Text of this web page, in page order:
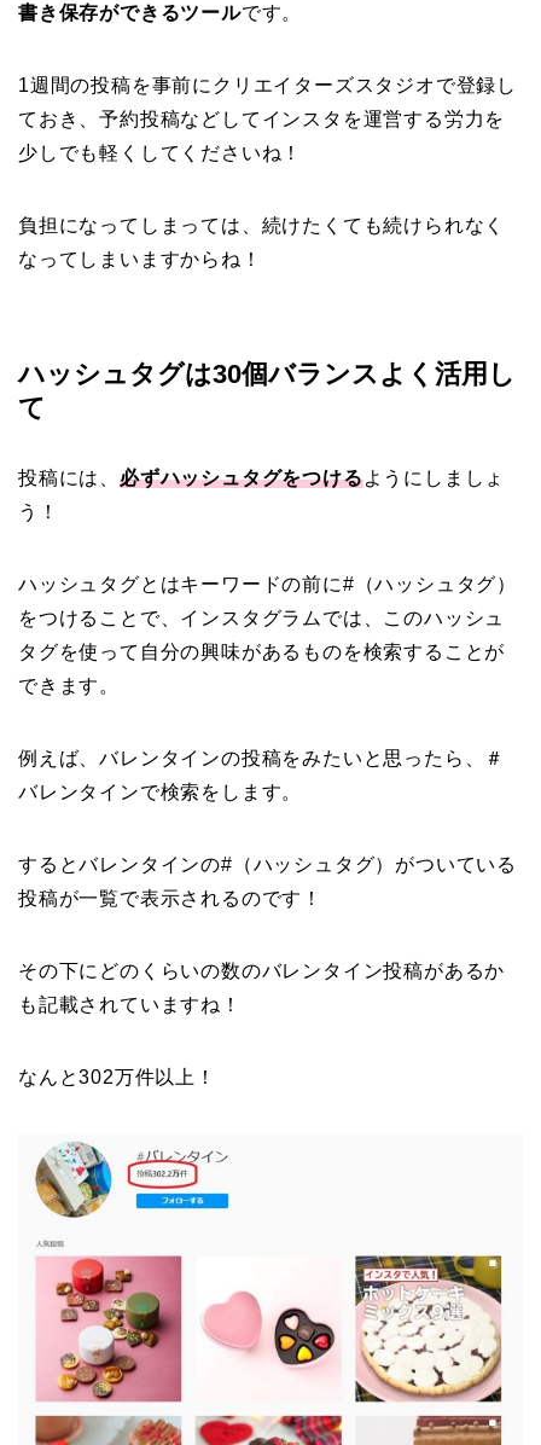
書き保存ができるツールです。
1週間の投稿を事前にクリエイターズスタジオで登録し
ておき、予約投稿などしてインスタを運営する労力を
少しでも軽くしてくださいね！
負担になってしまっては、続けたくても続けられなく
なってしまいますからね！
ハッシュタグは30個バランスよく活用し
て
投稿には、 必ずハッシュタグをつけるようにしましょ
う！
ハッシュタグとはキーワードの前に#（ハッシュタグ）
をつけることで、インスタグラムでは、このハッシュ
タグを使って自分の興味があるものを検索することが
できます。
例えば、バレンタインの投稿をみたいと思ったら、＃
バレンタインで検索をします。
するとバレンタインの#（ハッシュタグ）がついている
投稿が一覧で表示されるのです！
その下にどのくらいの数のバレンタイン投稿があるか
も記載されていますね！
なんと302万件以上！